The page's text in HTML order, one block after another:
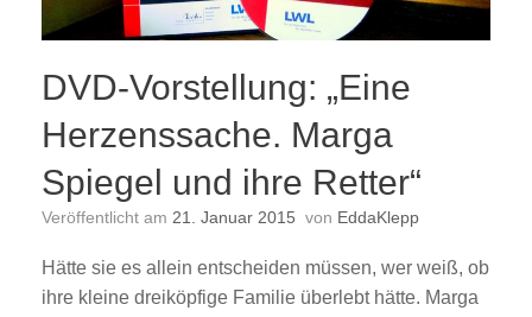
DVD-Vorstellung: „Eine
Herzenssache. Marga
Spiegel und ihre Retter“
Veröffentlicht am 21. Januar 2015 von EddaKlepp
Hätte sie es allein entscheiden müssen, wer weiß, ob
ihre kleine dreiköpfige Familie überlebt hätte. Marga